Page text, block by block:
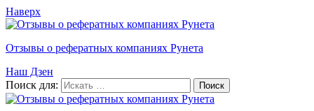
Наверх
Отзывы о рефератных компаниях Рунета
Наш Дзен
Поиск для: